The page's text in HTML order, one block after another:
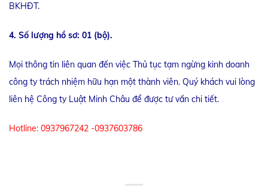
BKHĐT.
4. Số lượng hồ sơ: 01 (bộ).
Mọi thông tin liên quan đến việc Thủ tục tạm ngừng kinh doanh
công ty trách nhiệm hữu hạn một thành viên. Quý khách vui lòng
liên hệ Công ty Luật Minh Châu để được tư vấn chi tiết.
Hotline: 0937967242 -0937603786